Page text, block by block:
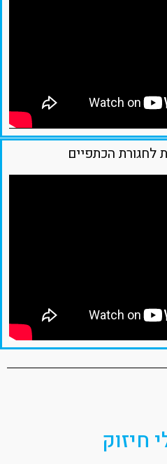
לחגורת הכתפיים
חיזוק